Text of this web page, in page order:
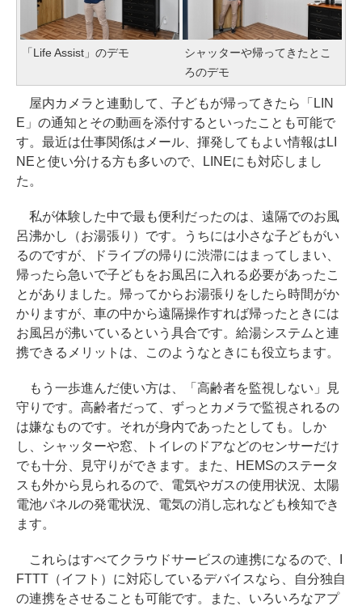
「Life Assist」のデモ
シャッターや帰ってきたとこ
ろのデモ
屋内カメラと連動して、子どもが帰ってきたら「LIN
E」の通知とその動画を添付するといったことも可能で
す。最近は仕事関係はメール、揮発してもよい情報はLI
NEと使い分ける方も多いので、LINEにも対応しまし
た。
私が体験した中で最も便利だったのは、遠隔でのお風
呂沸かし（お湯張り）です。うちには小さな子どもがい
るのですが、ドライブの帰りに渋滞にはまってしまい、
帰ったら急いで子どもをお風呂に入れる必要があったこ
とがありました。帰ってからお湯張りをしたら時間がか
かりますが、車の中から遠隔操作すれば帰ったときには
お風呂が沸いているという具合です。給湯システムと連
携できるメリットは、このようなときにも役立ちます。
もう一歩進んだ使い方は、「高齢者を監視しない」見
守りです。高齢者だって、ずっとカメラで監視されるの
は嫌なものです。それが身内であったとしても。しか
し、シャッターや窓、トイレのドアなどのセンサーだけ
でも十分、見守りができます。また、HEMSのステータ
スも外から見られるので、電気やガスの使用状況、太陽
電池パネルの発電状況、電気の消し忘れなども検知でき
ます。
これらはすべてクラウドサービスの連携になるので、I
FTTT（イフト）に対応しているデバイスなら、自分独自
の連携をさせることも可能です。また、いろいろなアプ